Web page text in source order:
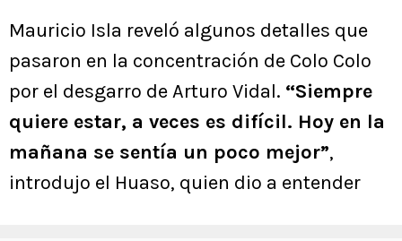
Mauricio Isla reveló algunos detalles que
pasaron en la concentración de Colo Colo
por el desgarro de Arturo Vidal. “Siempre
quiere estar, a veces es difícil. Hoy en la
mañana se sentía un poco mejor”,
introdujo el Huaso, quien dio a entender